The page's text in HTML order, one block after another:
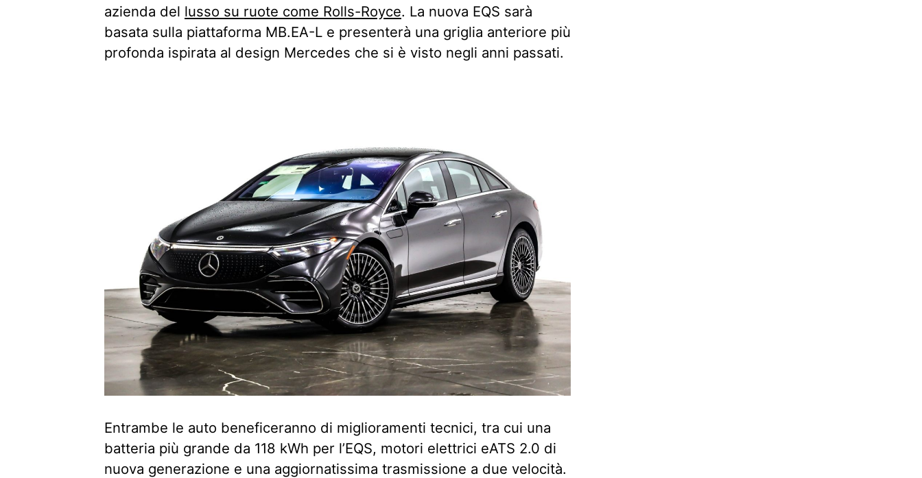
azienda del lusso su ruote come Rolls-Royce. La nuova EQS sarà
basata sulla piattaforma MB.EA-L e presenterà una griglia anteriore più
profonda ispirata al design Mercedes che si è visto negli anni passati.
Entrambe le auto beneficeranno di miglioramenti tecnici, tra cui una
batteria più grande da 118 kWh per l’EQS, motori elettrici eATS 2.0 di
nuova generazione e una aggiornatissima trasmissione a due velocità.